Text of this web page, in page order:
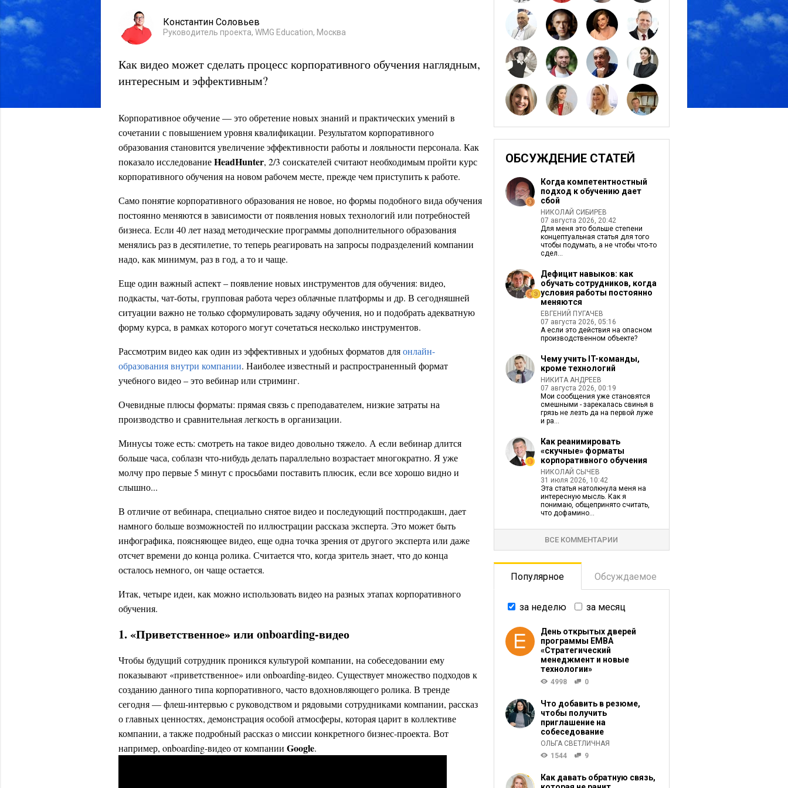
Константин Соловьев
Руководитель проекта, WMG Education, Москва
Как видео может сделать процесс корпоративного обучения наглядным,
интересным и эффективным?
Корпоративное обучение — это обретение новых знаний и практических умений в
сочетании с повышением уровня квалификации. Результатом корпоративного
образования становится увеличение эффективности работы и лояльности персонала. Как
показало исследованиеHeadHunter, 2/3 соискателей считают необходимым пройти курс
корпоративного обучения на новом рабочем месте, прежде чем приступить к работе.
Само понятие корпоративного образования не новое, но формы подобного вида обучения
постоянно меняются в зависимости от появления новых технологий или потребностей
бизнеса. Если 40 лет назад методические программы дополнительного образования
менялись раз в десятилетие, то теперь реагировать на запросы подразделений компании
надо, как минимум, раз в год, а то и чаще.
Еще один важный аспект – появление новых инструментов для обучения: видео,
подкасты, чат-боты, групповая работа через облачные платформы и др. В сегодняшней
ситуации важно не только сформулировать задачу обучения, но и подобрать адекватную
форму курса, в рамках которого могут сочетаться несколько инструментов.
Рассмотрим видео как один из эффективных и удобных форматов дляонлайн-
образования внутри компании. Наиболее известный и распространенный формат
учебного видео – это вебинар или стриминг.
Очевидные плюсы форматы: прямая связь с преподавателем, низкие затраты на
производство и сравнительная легкость в организации.
Минусы тоже есть: смотреть на такое видео довольно тяжело. А если вебинар длится
больше часа, соблазн что-нибудь делать параллельно возрастает многократно. Я уже
молчу про первые 5 минут с просьбами поставить плюсик, если все хорошо видно и
слышно...
В отличие от вебинара, специально снятое видео и последующий постпродакшн, дает
намного больше возможностей по иллюстрации рассказа эксперта. Это может быть
инфографика, поясняющее видео, еще одна точка зрения от другого эксперта или даже
отсчет времени до конца ролика. Считается что, когда зритель знает, что до конца
осталось немного, он чаще остается.
Итак, четыре идеи, как можно использовать видео на разных этапах корпоративного
обучения.
1. «Приветственное» или onboarding-видео
Чтобы будущий сотрудник проникся культурой компании, на собеседовании ему
показывают «приветственное» или onboarding-видео. Существует множество подходов к
созданию данного типа корпоративного, часто вдохновляющего ролика. В тренде
сегодня — флеш-интервью с руководством и рядовыми сотрудниками компании, рассказ
о главных ценностях, демонстрация особой атмосферы, которая царит в коллективе
компании, а также подробный рассказ о миссии конкретного бизнес-проекта. Вот
например, onboarding-видео от компании Google.
ОБСУЖДЕНИЕ СТАТЕЙ
Когда компетентностный
подход к обучению дает
сбой
НИКОЛАЙ СИБИРЕВ
07 августа 2026, 20:42
Для меня это больше степени
концептуальная статья для того
чтобы подумать, а не чтобы что-то
сдел...
Дефицит навыков: как
обучать сотрудников, когда
условия работы постоянно
меняются
ЕВГЕНИЙ ПУГАЧЕВ
07 августа 2026, 05:16
А если это действия на опасном
производственном объекте?
Чему учить IT-команды,
кроме технологий
НИКИТА АНДРЕЕВ
07 августа 2026, 00:19
Мои сообщения уже становятся
смешными - зарекалась свинья в
грязь не лезть да на первой луже
и ра...
Как реанимировать
«скучные» форматы
корпоративного обучения
НИКОЛАЙ СЫЧЕВ
31 июля 2026, 10:42
Эта статья натолкнула меня на
интересную мысль. Как я
понимаю, общепринято считать,
что дофамино...
ВСЕ КОММЕНТАРИИ
Популярное Обсуждаемое
за неделю за месяц
День открытых дверей
программы ЕМВА
«Стратегический
менеджмент и новые
технологии»
4998 0
Что добавить в резюме,
чтобы получить
приглашение на
собеседование
ОЛЬГА СВЕТЛИЧНАЯ
1544
9
Как давать обратную связь,